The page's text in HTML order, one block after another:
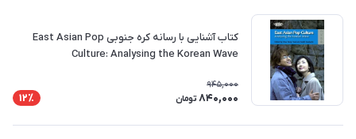
کتاب آشنایی با رسانه کره جنوبی East Asian Pop
Culture: Analysing the Korean Wave
945,000
840,000 تومان 12٪